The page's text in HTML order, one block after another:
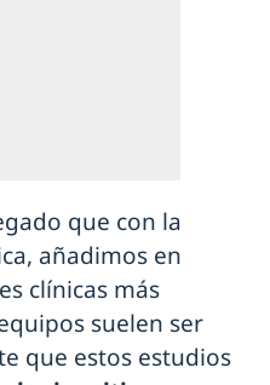
que con la
añadimos en
clínicas más
suelen ser
que estos estudios